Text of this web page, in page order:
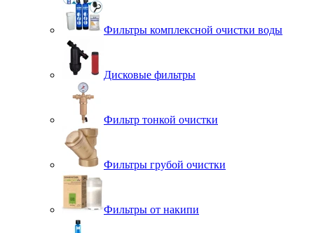
Фильтры комплексной очистки воды
Дисковые фильтры
Фильтр тонкой очистки
Фильтры грубой очистки
Фильтры от накипи